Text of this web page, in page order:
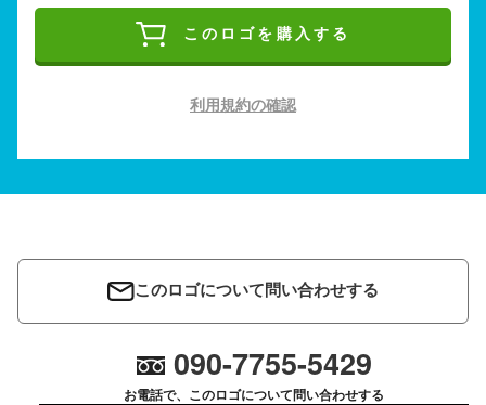
このロゴを購入する
利用規約の確認
このロゴについて問い合わせする
090-7755-5429
お電話で、このロゴについて問い合わせする